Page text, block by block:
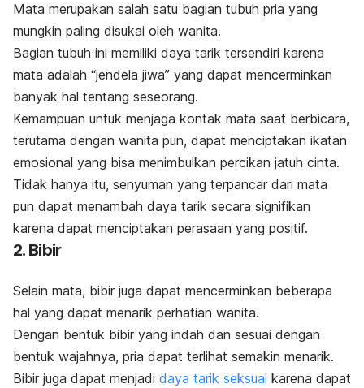
Mata merupakan salah satu bagian tubuh pria yang
mungkin paling disukai oleh wanita.
Bagian tubuh ini memiliki daya tarik tersendiri karena
mata adalah “jendela jiwa” yang dapat mencerminkan
banyak hal tentang seseorang.
Kemampuan untuk menjaga kontak mata saat berbicara,
terutama dengan wanita pun, dapat menciptakan ikatan
emosional yang bisa menimbulkan percikan jatuh cinta.
Tidak hanya itu, senyuman yang terpancar dari mata
pun dapat menambah daya tarik secara signifikan
karena dapat menciptakan perasaan yang positif.
2. Bibir
Selain mata, bibir juga dapat mencerminkan beberapa
hal yang dapat menarik perhatian wanita.
Dengan bentuk bibir yang indah dan sesuai dengan
bentuk wajahnya, pria dapat terlihat semakin menarik.
Bibir juga dapat menjadi daya tarik seksual karena dapat